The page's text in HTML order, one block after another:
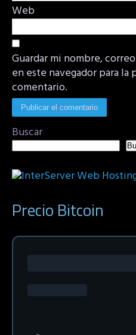
Web
Guardar mi nombre,
en este navegador para la
comentario.
Buscar
Precio Bitcoin